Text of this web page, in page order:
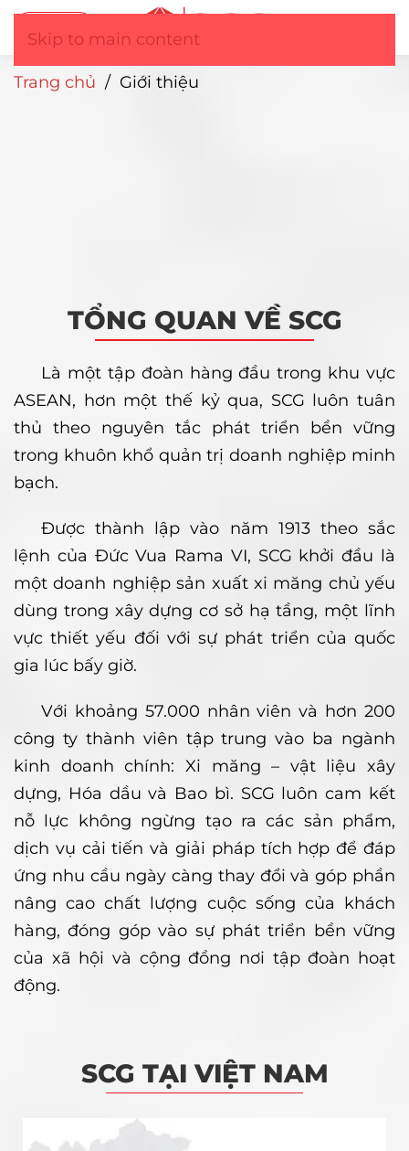
Skip to main content
Trang chủ / Giới thiệu
TỔNG QUAN VỀ SCG
Là một tập đoàn hàng đầu trong khu vực
ASEAN, hơn một thế kỷ qua, SCG luôn tuân
thủ theo nguyên tắc phát triển bền vững
trong khuôn khổ quản trị doanh nghiệp minh
bạch.
Được thành lập vào năm 1913 theo sắc
lệnh của Đức Vua Rama VI, SCG khởi đầu là
một doanh nghiệp sản xuất xi măng chủ yếu
dùng trong xây dựng cơ sở hạ tầng, một lĩnh
vực thiết yếu đối với sự phát triển của quốc
gia lúc bấy giờ.
Với khoảng 57.000 nhân viên và hơn 200
công ty thành viên tập trung vào ba ngành
kinh doanh chính: Xi măng – vật liệu xây
dựng, Hóa dầu và Bao bì. SCG luôn cam kết
nỗ lực không ngừng tạo ra các sản phẩm,
dịch vụ cải tiến và giải pháp tích hợp để đáp
ứng nhu cầu ngày càng thay đổi và góp phần
nâng cao chất lượng cuộc sống của khách
hàng, đóng góp vào sự phát triển bền vững
của xã hội và cộng đồng nơi tập đoàn hoạt
động.
SCG TẠI VIỆT NAM